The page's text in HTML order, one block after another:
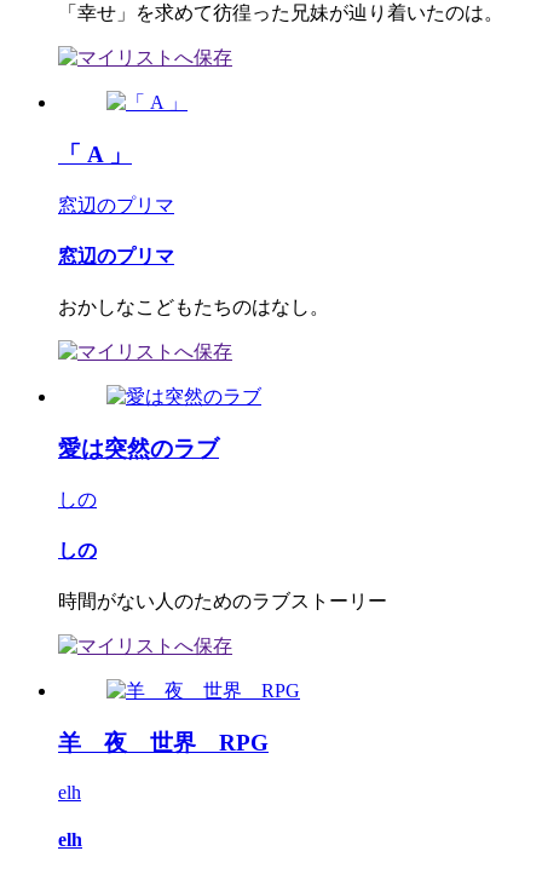
「幸せ」を求めて彷徨った兄妹が辿り着いたのは。
「 A 」
窓辺のプリマ
窓辺のプリマ
おかしなこどもたちのはなし。
愛は突然のラブ
しの
しの
時間がない人のためのラブストーリー
羊 夜 世界 RPG
elh
elh